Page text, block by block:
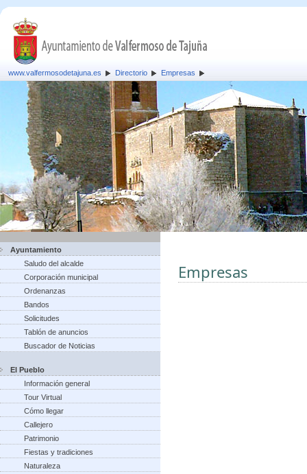
www.valfermosodetajuna.es Directorio Empresas
Ayuntamiento
Saludo del alcalde
Corporación municipal
Ordenanzas
Bandos
Solicitudes
Tablón de anuncios
Buscador de Noticias
El Pueblo
Información general
Tour Virtual
Cómo llegar
Callejero
Patrimonio
Fiestas y tradiciones
Naturaleza
Empresas